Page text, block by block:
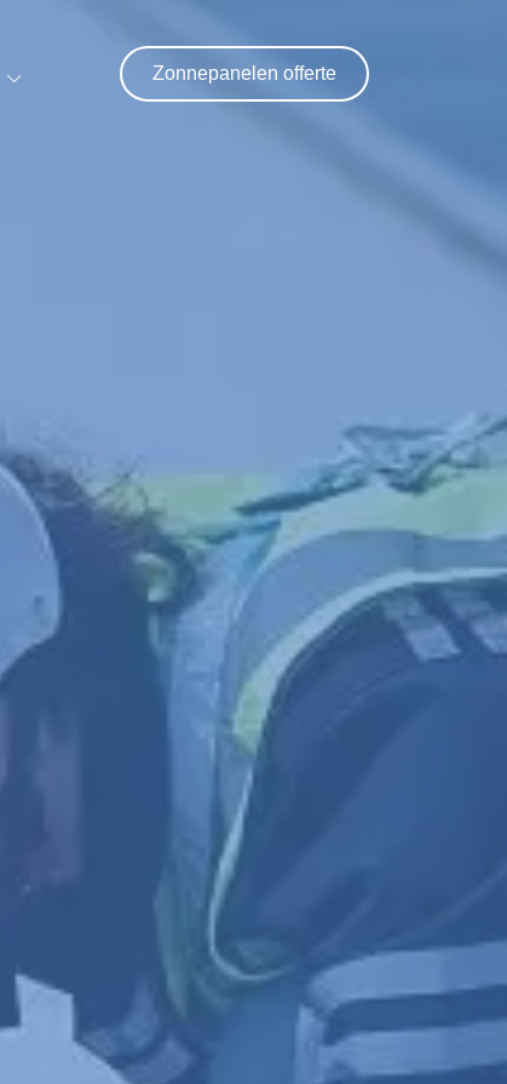
Zonnepanelen offerte